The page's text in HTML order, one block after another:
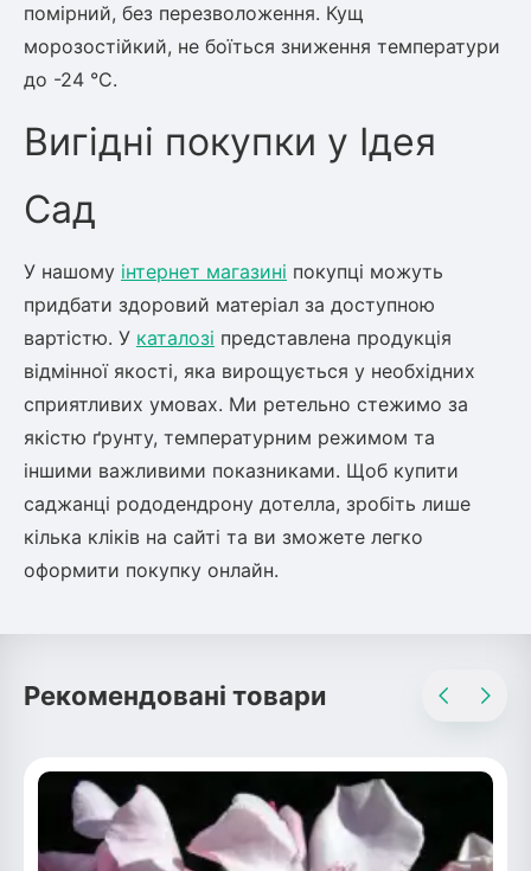
помірний, без перезволоження. Кущ
морозостійкий, не боїться зниження температури
до -24 °C.
Вигідні покупки у Ідея
Сад
У нашому інтернет магазині покупці можуть
придбати здоровий матеріал за доступною
вартістю. У каталозі представлена продукція
відмінної якості, яка вирощується у необхідних
сприятливих умовах. Ми ретельно стежимо за
якістю ґрунту, температурним режимом та
іншими важливими показниками. Щоб купити
саджанці рододендрону дотелла, зробіть лише
кілька кліків на сайті та ви зможете легко
оформити покупку онлайн.
Рекомендовані товари